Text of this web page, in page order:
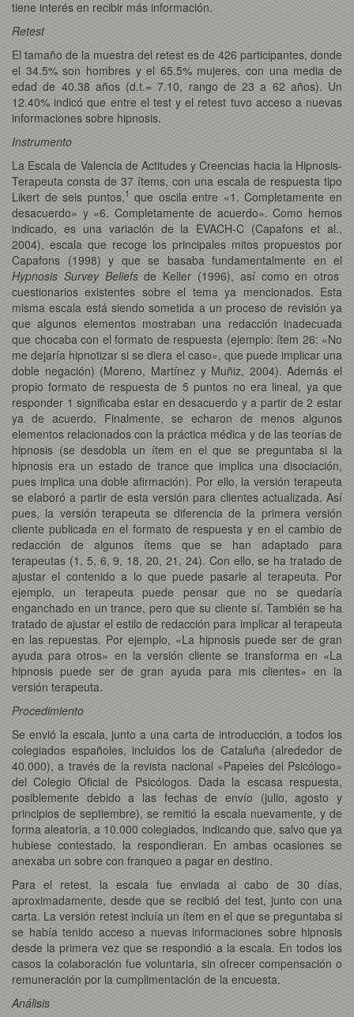
tiene interés en recibir más información.
Retest
El tamaño de la muestra del retest es de 426 participantes, donde
el 34.5% son hombres y el 65.5% mujeres, con una media de
edad de 40.38 años (d.t.= 7.10, rango de 23 a 62 años). Un
12.40% indicó que entre el test y el retest tuvo acceso a nuevas
informaciones sobre hipnosis.
Instrumento
La Escala de Valencia de Actitudes y Creencias hacia la Hipnosis-
Terapeuta consta de 37 ítems, con una escala de respuesta tipo
Likert de seis puntos,1 que oscila entre «1. Completamente en
desacuerdo» y «6. Completamente de acuerdo». Como hemos
indicado, es una variación de la EVACH-C (Capafons et al.,
2004), escala que recoge los principales mitos propuestos por
Capafons (1998) y que se basaba fundamentalmente en el
Hypnosis Survey Beliefsde Keller (1996), así como en otros
cuestionarios existentes sobre el tema ya mencionados. Esta
misma escala está siendo sometida a un proceso de revisión ya
que algunos elementos mostraban una redacción inadecuada
que chocaba con el formato de respuesta (ejemplo: ítem 26: «No
me dejaría hipnotizar si se diera el caso», que puede implicar una
doble negación) (Moreno, Martínez y Muñiz, 2004). Además el
propio formato de respuesta de 5 puntos no era lineal, ya que
responder 1 significaba estar en desacuerdo y a partir de 2 estar
ya de acuerdo. Finalmente, se echaron de menos algunos
elementos relacionados con la práctica médica y de las teorías de
hipnosis (se desdobla un ítem en el que se preguntaba si la
hipnosis era un estado de trance que implica una disociación,
pues implica una doble afirmación). Por ello, la versión terapeuta
se elaboró a partir de esta versión para clientes actualizada. Así
pues, la versión terapeuta se diferencia de la primera versión
cliente publicada en el formato de respuesta y en el cambio de
redacción de algunos ítems que se han adaptado para
terapeutas (1, 5, 6, 9, 18, 20, 21, 24). Con ello, se ha tratado de
ajustar el contenido a lo que puede pasarle al terapeuta. Por
ejemplo, un terapeuta puede pensar que no se quedaría
enganchado en un trance, pero que su cliente sí. También se ha
tratado de ajustar el estilo de redacción para implicar al terapeuta
en las repuestas. Por ejemplo, «La hipnosis puede ser de gran
ayuda para otros» en la versión cliente se transforma en «La
hipnosis puede ser de gran ayuda para mis clientes» en la
versión terapeuta.
Procedimiento
Se envió la escala, junto a una carta de introducción, a todos los
colegiados españoles, incluidos los de Cataluña (alrededor de
40.000), a través de la revista nacional «Papeles del Psicólogo»
del Colegio Oficial de Psicólogos. Dada la escasa respuesta,
posiblemente debido a las fechas de envío (julio, agosto y
principios de septiembre), se remitió la escala nuevamente, y de
forma aleatoria, a 10.000 colegiados, indicando que, salvo que ya
hubiese contestado, la respondieran. En ambas ocasiones se
anexaba un sobre con franqueo a pagar en destino.
Para el retest, la escala fue enviada al cabo de 30 días,
aproximadamente, desde que se recibió del test, junto con una
carta. La versión retest incluía un ítem en el que se preguntaba si
se había tenido acceso a nuevas informaciones sobre hipnosis
desde la primera vez que se respondió a la escala. En todos los
casos la colaboración fue voluntaria, sin ofrecer compensación o
remuneración por la cumplimentación de la encuesta.
Análisis